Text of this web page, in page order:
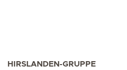
HIRSLANDEN-GRUPPE